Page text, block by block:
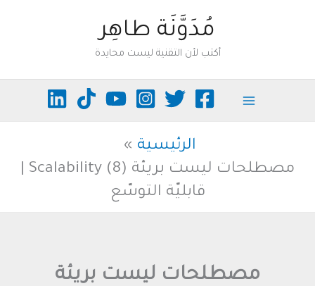
المحتوى
مُدَوَّنَة طاهِر
أكتب لأن التقنية ليست محايدة
الرئيسية
قابليّة التوسّع
مصطلحات ليست بريئة